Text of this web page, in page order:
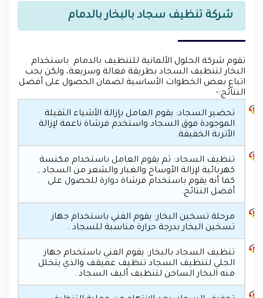
شركة تنظيف سجاد بالبخار بالدمام
تقوم شركة الحلول الألمانية للتنظيف بالدمام باستخدام
البخار لتنظيف السجاد بطريقة فعالة وسريعة، ولكن يجب
اتباع بعض الخطوات الأساسية لضمان الحصول على أفضل
النتائج:-
تحضير السجاد: يقوم العامل بإزالة الأشياء الثقيلة
الموجودة فوق السجاد واستخدم فرشاة ناعمة لإزالة
الأتربة الخفيفة.
تنظيف السجاد: ثم يقوم العامل باستخدام مكنسة
كهربائية لإزالة الأوساخ والغبار والشعر من السجاد ,
كما أنه يقوم باستخدام فرشاة دوارة للحصول على
أفضل النتائج.
مرحلة تسخين البخار: يقوم الفني باستخدام جهاز
تسخين البخار بدرجة حرارة مناسبة للسجاد .
تنظيف السجاد بالبخار: يقوم الفني باستخدام جهاز
الجلي لتنظيف السجاد تنظيف عميقف والذي يتخلل
منه البخار الساخن لتنظيف أليف السجاد .